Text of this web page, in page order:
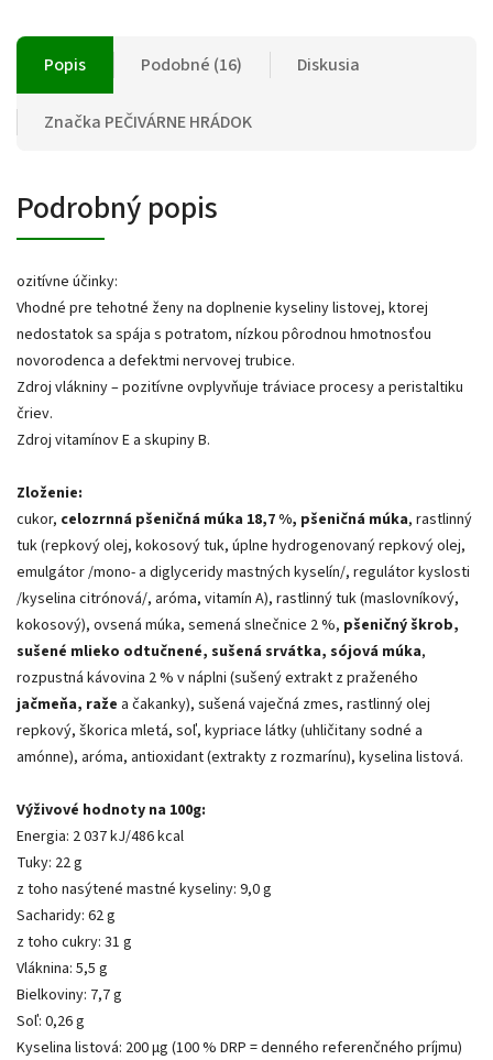
Popis Podobné (16) Diskusia
Značka PEČIVÁRNE HRÁDOK
Podrobný popis
ozitívne účinky:
Vhodné pre tehotné ženy na doplnenie kyseliny listovej, ktorej
nedostatok sa spája s potratom, nízkou pôrodnou hmotnosťou
novorodenca a defektmi nervovej trubice.
Zdroj vlákniny – pozitívne ovplyvňuje tráviace procesy a peristaltiku
čriev.
Zdroj vitamínov E a skupiny B.
Zloženie:
cukor, celozrnná pšeničná múka 18,7 %, pšeničná múka, rastlinný
tuk (repkový olej, kokosový tuk, úplne hydrogenovaný repkový olej,
emulgátor /mono- a diglyceridy mastných kyselín/, regulátor kyslosti
/kyselina citrónová/, aróma, vitamín A), rastlinný tuk (maslovníkový,
kokosový), ovsená múka, semená slnečnice 2 %, pšeničný škrob,
sušené mlieko odtučnené, sušená srvátka, sójová múka,
rozpustná kávovina 2 % v náplni (sušený extrakt z praženého
jačmeňa, raže a čakanky), sušená vaječná zmes, rastlinný olej
repkový, škorica mletá, soľ, kypriace látky (uhličitany sodné a
amónne), aróma, antioxidant (extrakty z rozmarínu), kyselina listová.
Výživové hodnoty na 100g:
Energia: 2 037 kJ/486 kcal
Tuky: 22 g
z toho nasýtené mastné kyseliny: 9,0 g
Sacharidy: 62 g
z toho cukry: 31 g
Vláknina: 5,5 g
Bielkoviny: 7,7 g
Soľ: 0,26 g
Kyselina listová: 200 µg (100 % DRP = denného referenčného príjmu)